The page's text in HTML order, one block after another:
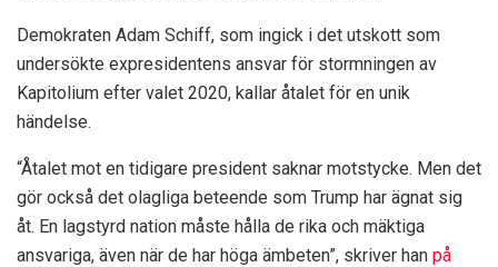
Demokraten Adam Schiff, som ingick i det utskott som
undersökte expresidentens ansvar för stormningen av
Kapitolium efter valet 2020, kallar åtalet för en unik
händelse.
“Åtalet mot en tidigare president saknar motstycke. Men det
gör också det olagliga beteende som Trump har ägnat sig
åt. En lagstyrd nation måste hålla de rika och mäktiga
ansvariga, även när de har höga ämbeten”, skriver han på